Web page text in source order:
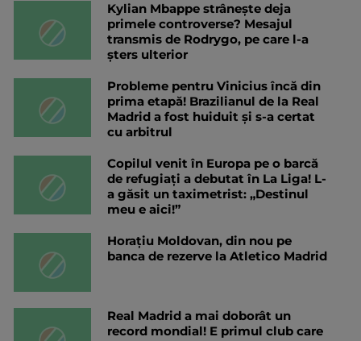
Kylian Mbappe strânește deja
primele controverse? Mesajul
transmis de Rodrygo, pe care l-a
șters ulterior
Probleme pentru Vinicius încă din
prima etapă! Brazilianul de la Real
Madrid a fost huiduit și s-a certat
cu arbitrul
Copilul venit în Europa pe o barcă
de refugiați a debutat în La Liga! L-
a găsit un taximetrist: „Destinul
meu e aici!”
Horațiu Moldovan, din nou pe
banca de rezerve la Atletico Madrid
Real Madrid a mai doborât un
record mondial! E primul club care